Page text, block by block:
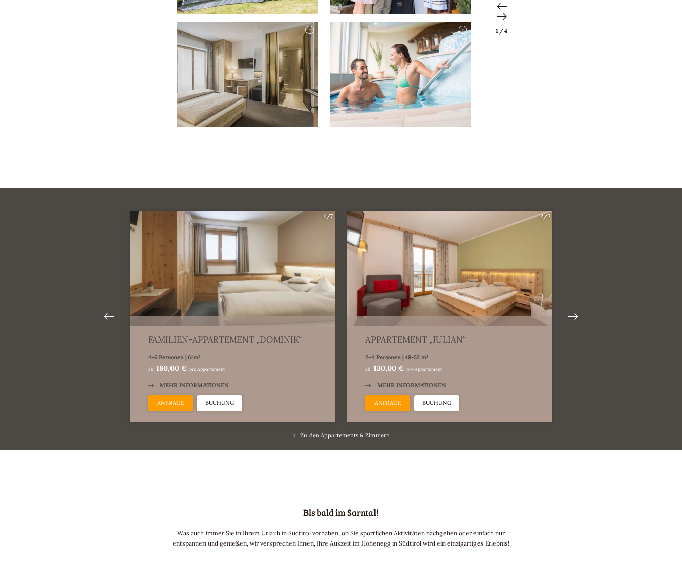
1 /4
1/7
FAMILIEN-APPARTEMENT „DOMINIK“
4–6 Personen | 61m²
ab 180,00 € pro Appartement
MEHR INFORMATIONEN
ANFRAGE BUCHUNG
2/7
APPARTEMENT „JULIAN“
2–4 Personen | 49-52 m²
ab 130,00 € pro Appartement
MEHR INFORMATIONEN
ANFRAGE BUCHUNG
Zu den Appartements & Zimmern
Bis bald im Sarntal!
Was auch immer Sie in Ihrem Urlaub in Südtirol vorhaben, ob Sie sportlichen Aktivitäten nachgehen oder einfach nur
entspannen und genießen, wir versprechen Ihnen, Ihre Auszeit im Hohenegg in Südtirol wird ein einzigartiges Erlebnis!